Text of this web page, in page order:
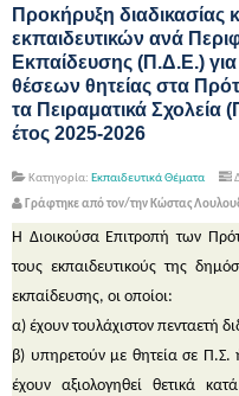
Προκήρυξη
εκπαιδευτικών ανά
Εκπαίδευσης (Π.Δ.Ε.)
θέσεων θητείας στα
τα Πειραματικά Σχολεία
έτος 2025-2026
Κατηγορία: Εκπαιδευτικά Θέματα
Γράφτηκε από τον/την Κώστας
Η Διοικούσα Επιτροπή των
τους εκπαιδευτικούς της
εκπαίδευσης, οι οποίοι:
α) έχουν τουλάχιστον πενταετή
β) υπηρετούν με θητεία σε Π.Σ.
έχουν αξιολογηθεί θετικά